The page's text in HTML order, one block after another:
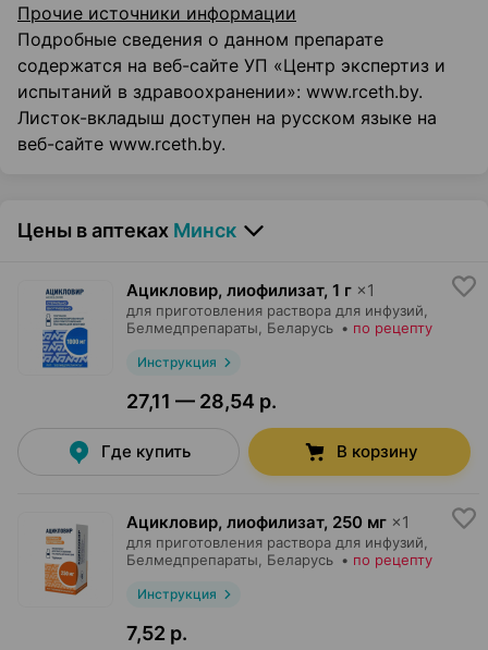
Прочие источники информации
Подробные сведения о данном препарате
содержатся на веб-сайте УП «Центр экспертиз и
испытаний в здравоохранении»: www.rceth.by.
Листок-вкладыш доступен на русском языке на
веб-сайте www.rceth.by.
Цены в аптеках Минск
Ацикловир, лиофилизат, 1 г ×1
для приготовления раствора для инфузий,
Белмедпрепараты, Беларусь • по рецепту
Инструкция
27,11 — 28,54 р.
Где купить В корзину
Ацикловир, лиофилизат, 250 мг ×1
для приготовления раствора для инфузий,
Белмедпрепараты, Беларусь • по рецепту
Инструкция
7,52 р.